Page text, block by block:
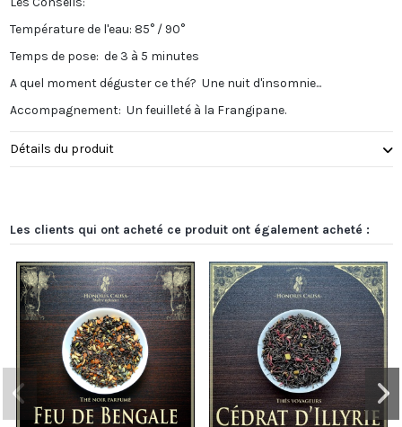
Température de l'eau: 85° / 90°
Temps de pose: de 3 à 5 minutes
A quel moment déguster ce thé? Une nuit d'insomnie...
Accompagnement: Un feuilleté à la Frangipane.
Détails du produit
Les clients qui ont acheté ce produit ont également acheté :